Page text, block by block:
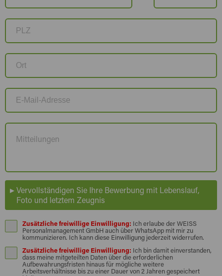
Vervollständigen Sie Ihre Bewerbung mit Lebenslauf,
Foto und letztem Zeugnis
Zusätzliche freiwillige Einwilligung: Ich erlaube der WEISS
Personalmanagement GmbH auch über WhatsApp mit mir zu
kommunizieren. Ich kann diese Einwilligung jederzeit widerrufen.
Zusätzliche freiwillige Einwilligung: Ich bin damit einverstanden,
dass meine mitgeteilten Daten über die erforderlichen
Aufbewahrungsfristen hinaus für mögliche weitere
Arbeitsverhältnisse bis zu einer Dauer von 2 Jahren gespeichert